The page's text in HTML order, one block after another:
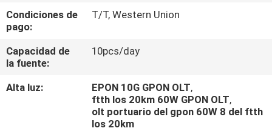
ÉNTRENOS
EN
CONTACTO
CON
Condiciones de
pago:
T/T, Western Union
Capacidad de
la fuente:
10pcs/day
Alta luz: EPON 10G GPON OLT,
ftth los 20km 60W GPON OLT,
olt portuario del gpon 60W 8 del ftth
los 20km